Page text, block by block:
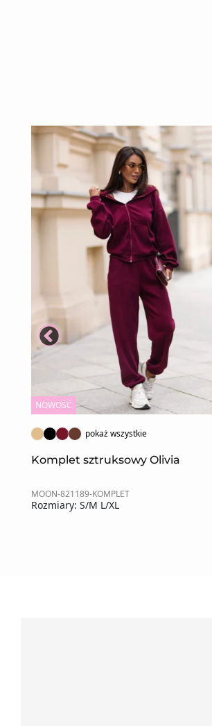
NOWOŚĆ
pokaż wszystkie
Komplet sztruksowy Olivia
MOON-821189-KOMPLET
Rozmiary: S/M L/XL